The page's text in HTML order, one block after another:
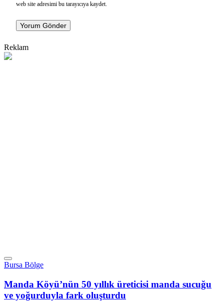
web site adresimi bu tarayıcıya kaydet.
Yorum Gönder
Reklam
Bursa Bölge
Manda Köyü’nün 50 yıllık üreticisi manda sucuğu
ve yoğurduyla fark oluşturdu